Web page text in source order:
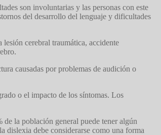
son involuntarias y las personas con este
del desarrollo del lenguaje y dificultades
lesión cerebral traumática, accidente
causadas por problemas de audición o
o el impacto de los síntomas. Los
de la población general puede tener algún
dislexia debe considerarse como una forma